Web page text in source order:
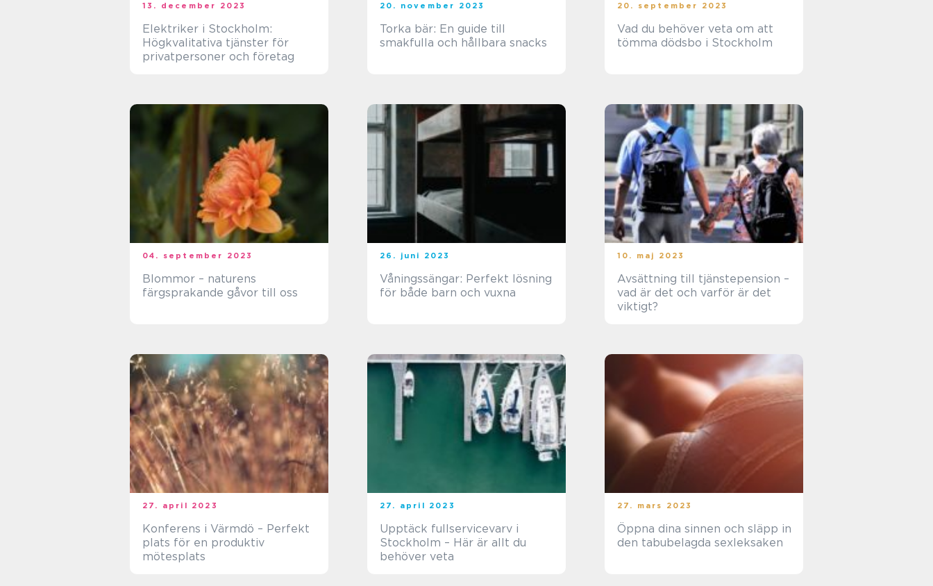
13. december 2023
Elektriker i Stockholm:
Högkvalitativa tjänster för
privatpersoner och företag
20. november 2023
Torka bär: En guide till
smakfulla och hållbara snacks
20. september 2023
Vad du behöver veta om att
tömma dödsbo i Stockholm
04. september 2023
Blommor – naturens
färgsprakande gåvor till oss
26. juni 2023
Våningssängar: Perfekt lösning
för både barn och vuxna
10. maj 2023
Avsättning till tjänstepension –
vad är det och varför är det
viktigt?
27. april 2023
Konferens i Värmdö – Perfekt
plats för en produktiv
mötesplats
27. april 2023
Upptäck fullservicevarv i
Stockholm – Här är allt du
behöver veta
27. mars 2023
Öppna dina sinnen och släpp in
den tabubelagda sexleksaken